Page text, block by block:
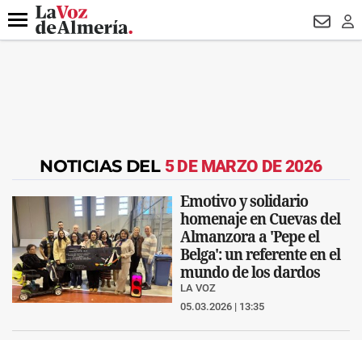
DESTACADO DRON UDA
Menú
NOTICIAS DEL 5 DE MARZO DE 2026
Emotivo y solidario
homenaje en Cuevas del
Almanzora a 'Pepe el
Belga': un referente en el
mundo de los dardos
LA VOZ
05.03.2026 | 13:35